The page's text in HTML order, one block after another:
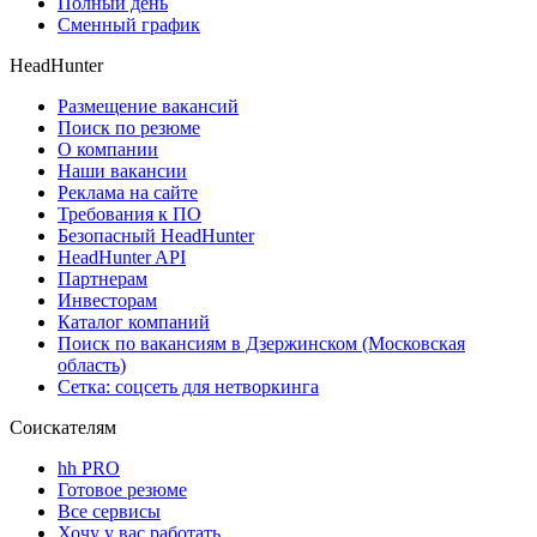
Сменный график
HeadHunter
Размещение вакансий
Поиск по резюме
О компании
Наши вакансии
Реклама на сайте
Требования к ПО
Безопасный HeadHunter
HeadHunter API
Партнерам
Инвесторам
Каталог компаний
Поиск по вакансиям в Дзержинском (Московская
область)
Сетка: соцсеть для нетворкинга
Соискателям
hh PRO
Готовое резюме
Все сервисы
Хочу у вас работать